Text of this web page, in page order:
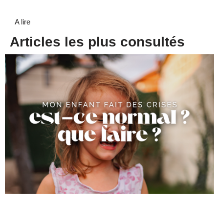
A lire
Articles les plus consultés